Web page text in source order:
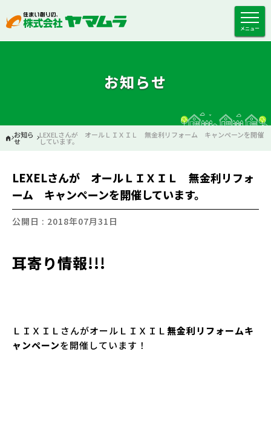
メニュー
お知らせ
お知ら
せ
LEXELさんが オールＬＩＸＩＬ 無金利リフォーム キャンペーンを開催
しています。
LEXELさんが オールＬＩＸＩＬ 無金利リフォ
ーム キャンペーンを開催しています。
公開日 : 2018年07月31日
耳寄り情報!!!
ＬＩＸＩＬさんがオールＬＩＸＩＬ無金利リフォームキ
ャンペーンを開催しています！